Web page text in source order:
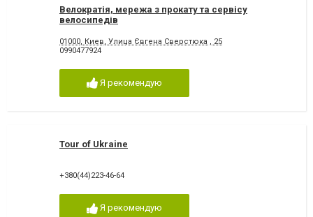
Велократія, мережа з прокату та сервісу
велосипедів
01000, Киев, Улица Євгена Сверстюка , 25
0990477924
Я рекомендую
Tour of Ukraine
+380(44)223-46-64
Я рекомендую